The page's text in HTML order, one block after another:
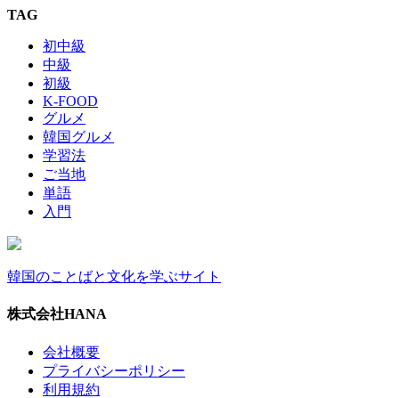
TAG
初中級
中級
初級
K-FOOD
グルメ
韓国グルメ
学習法
ご当地
単語
入門
韓国のことばと文化を学ぶサイト
株式会社HANA
会社概要
プライバシーポリシー
利用規約